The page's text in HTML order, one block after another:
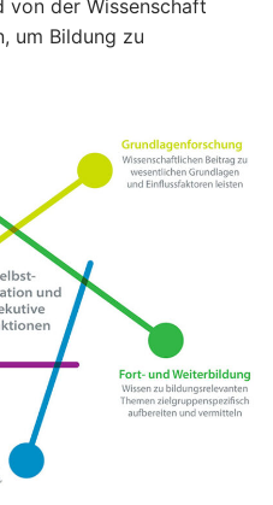
von der Wissenschaft
um Bildung zu